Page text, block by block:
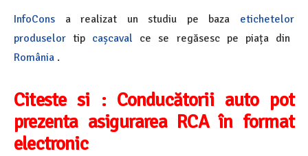
InfoCons a realizat un studiu pe baza etichetelor
produselor tip cașcaval ce se regăsesc pe piața din
România .
Citeste si : Conducătorii auto pot
prezenta asigurarea RCA în format
electronic